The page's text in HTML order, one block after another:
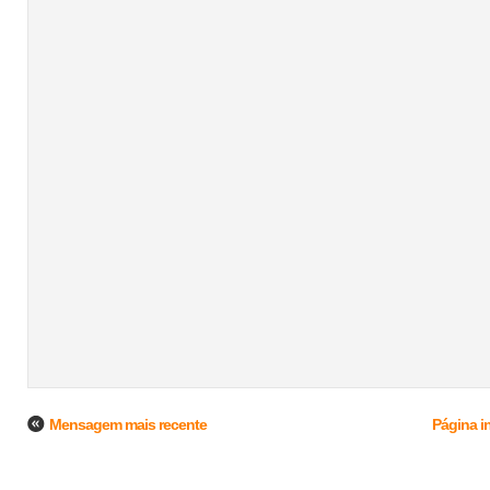
Mensagem mais recente Página